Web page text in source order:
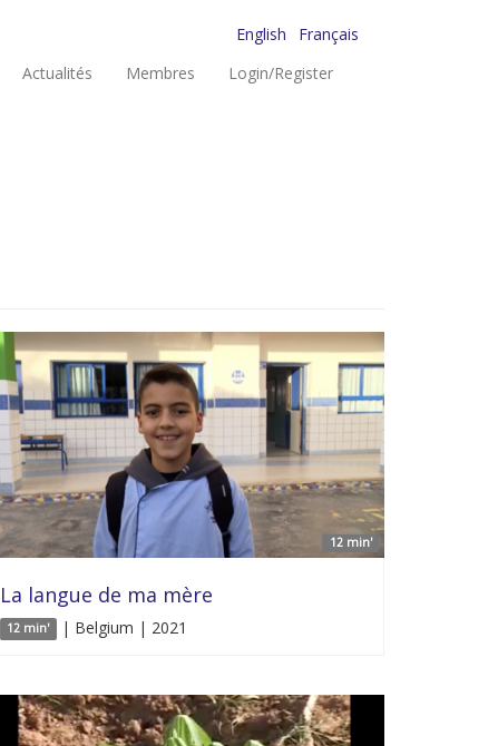
English
Français
Actualités Membres Login/Register
12 min'
La langue de ma mère
12 min' | Belgium | 2021